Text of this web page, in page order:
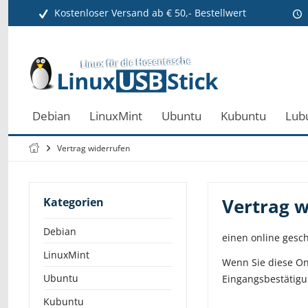
Kostenloser Versand ab € 50,- Bestellwert
Debian LinuxMint Ubuntu Kubuntu
Vertrag widerrufen
Kategorien
Debian
LinuxMint
Ubuntu
Kubuntu
Vertrag
einen online
Wenn Sie diese